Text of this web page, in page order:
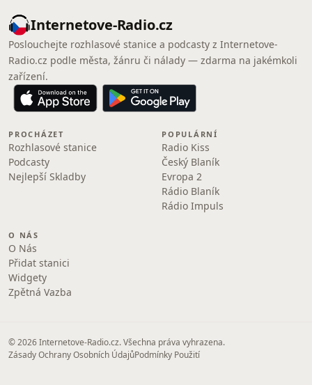
Internetove-Radio.cz
Poslouchejte rozhlasové stanice a podcasty z Internetove-
Radio.cz podle města, žánru či nálady — zdarma na jakémkoli
zařízení.
PROCHÁZET
Rozhlasové stanice
Podcasty
Nejlepší Skladby
POPULÁRNÍ
Radio Kiss
Český Blaník
Evropa 2
Rádio Blaník
Rádio Impuls
O NÁS
O Nás
Přidat stanici
Widgety
Zpětná Vazba
© 2026 Internetove-Radio.cz. Všechna práva vyhrazena.
Zásady Ochrany Osobních ÚdajůPodmínky Použití